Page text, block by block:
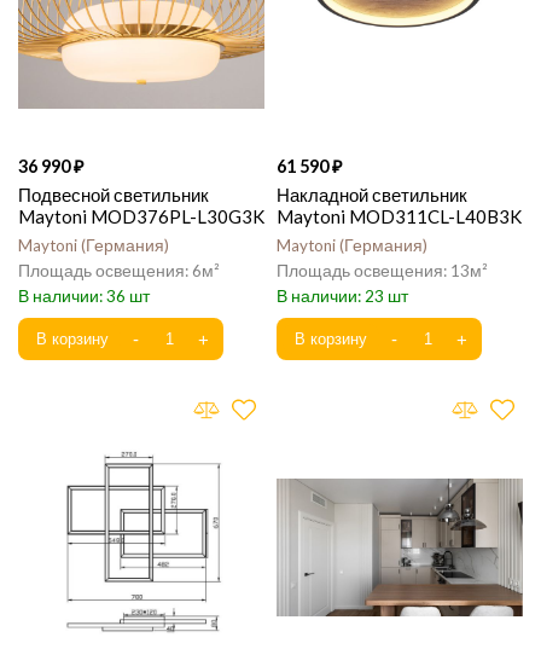
36 990
Подвесной светильник
Maytoni MOD376PL-L30G3K
Maytoni Германия
6
36
61 590
Накладной светильник
Maytoni MOD311CL-L40B3K
Maytoni Германия
13
23